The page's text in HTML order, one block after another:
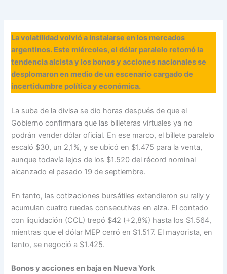
La volatilidad volvió a instalarse en los mercados
argentinos. Este miércoles, el dólar paralelo retomó la
tendencia alcista y los bonos y acciones nacionales se
desplomaron en medio de un escenario cargado de
incertidumbre política y económica.
La suba de la divisa se dio horas después de que el
Gobierno confirmara que las billeteras virtuales ya no
podrán vender dólar oficial. En ese marco, el billete paralelo
escaló $30, un 2,1%, y se ubicó en $1.475 para la venta,
aunque todavía lejos de los $1.520 del récord nominal
alcanzado el pasado 19 de septiembre.
En tanto, las cotizaciones bursátiles extendieron su rally y
acumulan cuatro ruedas consecutivas en alza. El contado
con liquidación (CCL) trepó $42 (+2,8%) hasta los $1.564,
mientras que el dólar MEP cerró en $1.517. El mayorista, en
tanto, se negoció a $1.425.
Bonos y acciones en baja en Nueva York